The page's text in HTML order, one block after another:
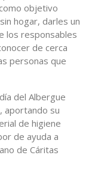
objetivo
hogar, darles un
los responsables
de cerca
personas que
del Albergue
aportando su
de higiene
de ayuda a
de Cáritas